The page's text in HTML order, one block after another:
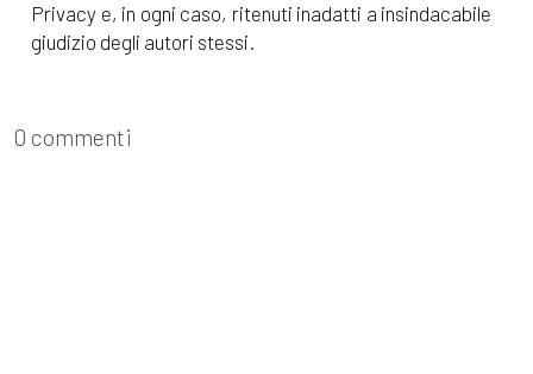
Privacy e, in ogni caso, ritenuti inadatti a insindacabile
giudizio degli autori stessi.
0 commenti